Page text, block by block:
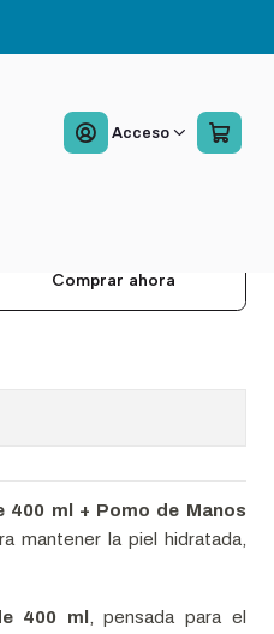
Acceso
De
Comprar ahora
400 ml + Pomo de Manos
mantener la piel hidratada,
400 ml, pensada para el